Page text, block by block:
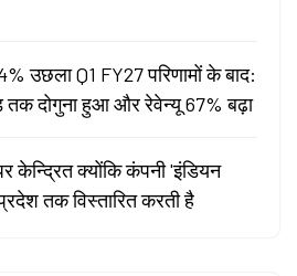
उछला Q1 FY27 परिणामों के बाद:
तक दोगुना हुआ और रेवेन्यू 67% बढ़ा
केन्द्रित क्योंकि कंपनी 'इंडियन
तक विस्तारित करती है